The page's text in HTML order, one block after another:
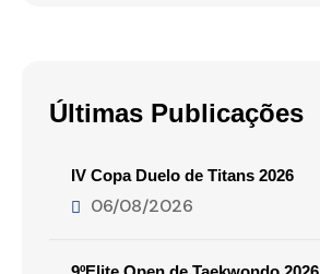
Últimas Publicações
IV Copa Duelo de Titans 2026
06/08/2026